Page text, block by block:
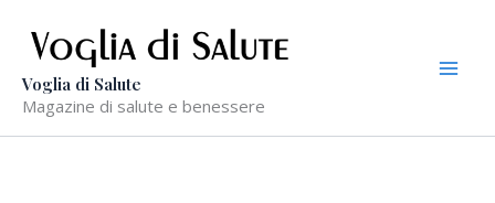
contenuto
Voglia di Salute
Magazine di salute e benessere